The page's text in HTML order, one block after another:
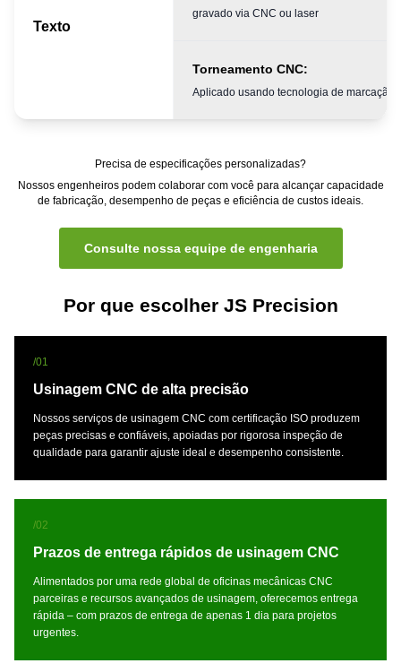
Texto
gravado via CNC ou laser
Torneamento CNC:
Aplicado usando tecnologia de marcação
Precisa de especificações personalizadas?
Nossos engenheiros podem colaborar com você para alcançar capacidade
de fabricação, desempenho de peças e eficiência de custos ideais.
Consulte nossa equipe de engenharia
Por que escolher JS Precision
/01
Usinagem CNC de alta precisão
Nossos serviços de usinagem CNC com certificação ISO produzem
peças precisas e confiáveis, apoiadas por rigorosa inspeção de
qualidade para garantir ajuste ideal e desempenho consistente.
/02
Prazos de entrega rápidos de usinagem CNC
Alimentados por uma rede global de oficinas mecânicas CNC
parceiras e recursos avançados de usinagem, oferecemos entrega
rápida – com prazos de entrega de apenas 1 dia para projetos
urgentes.